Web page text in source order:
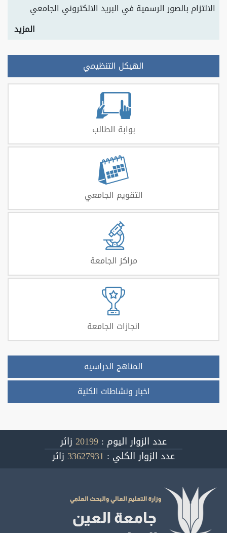
الالتزام بالصور الرسمية في البريد الالكتروني الجامعي
المزيد
الهيكل التنظيمي
بوابة الطالب
التقويم الجامعي
مراكز الجامعة
انجازات الجامعة
المناهج الدراسيه
اخبار ونشاطات الكلية
عدد الزوار اليوم : 20199 زائر
عدد الزوار الكلي : 33627931 زائر